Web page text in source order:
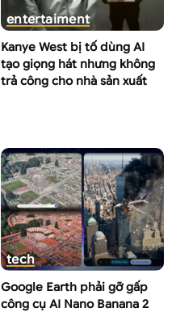
entertaiment
Kanye West bị tố dùng AI
tạo giọng hát nhưng không
trả công cho nhà sản xuất
tech
Google Earth phải gỡ gấp
công cụ AI Nano Banana 2